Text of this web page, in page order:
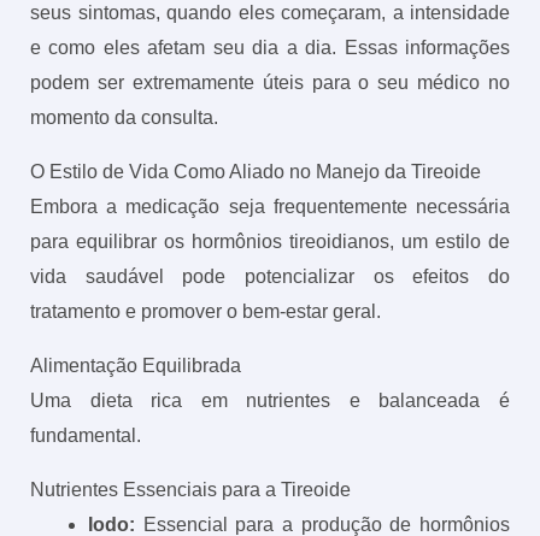
seus sintomas, quando eles começaram, a intensidade
e como eles afetam seu dia a dia. Essas informações
podem ser extremamente úteis para o seu médico no
momento da consulta.
O Estilo de Vida Como Aliado no Manejo da Tireoide
Embora a medicação seja frequentemente necessária
para equilibrar os hormônios tireoidianos, um estilo de
vida saudável pode potencializar os efeitos do
tratamento e promover o bem-estar geral.
Alimentação Equilibrada
Uma dieta rica em nutrientes e balanceada é
fundamental.
Nutrientes Essenciais para a Tireoide
Iodo: Essencial para a produção de hormônios